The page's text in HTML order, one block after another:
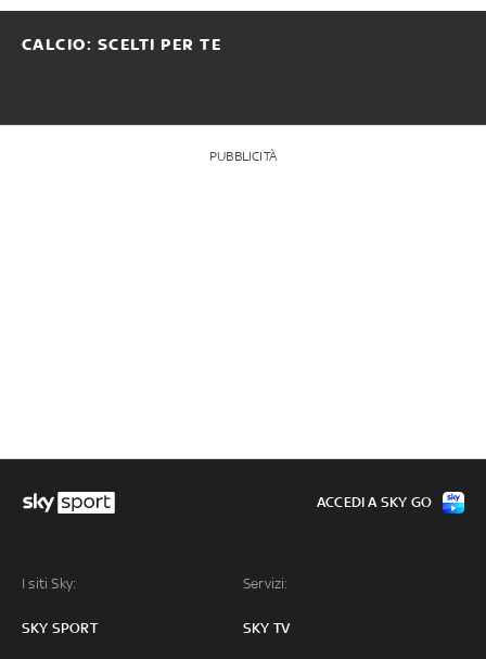
CALCIO: SCELTI PER TE
PUBBLICITÀ
I siti Sky:
SKY SPORT
Servizi:
SKY TV
ACCEDI A SKY GO